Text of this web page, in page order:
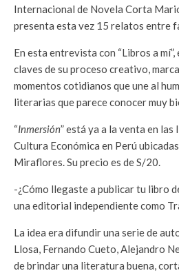
Internacional de Novela Corta
presenta esta vez 15 relatos entre
En esta entrevista con “Libros a
claves de su proceso creativo,
momentos cotidianos que une al
literarias que parece conocer muy
“Inmersión” está ya a la venta en
Cultura Económica en Perú
Miraflores. Su precio es de S/20.
-¿Cómo llegaste a publicar tu libro
una editorial independiente como
La idea era difundir una serie de
Llosa, Fernando Cueto, Alejandro
de brindar una literatura buena,